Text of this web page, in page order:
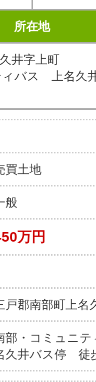
所在地
井字上町
ィバス 上名久
買土地
般
万円
戸郡南部町上名
部・コミュニ
久井バス停 徒